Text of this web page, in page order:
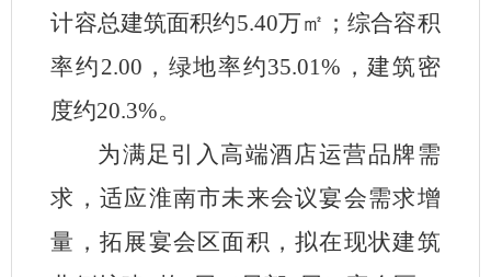
计容总建筑面积约5.40万㎡ ；综合容积
率约2.00，绿地率约35.01%，建筑密
度约20.3%。
为满足引入高端酒店运营品牌需
求，适应淮南市未来会议宴会需求增
量，拓展宴会区面积，拟在现状建筑